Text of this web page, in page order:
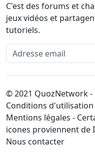
C'est des forums et
jeux vidéos et
tutoriels.
Adresse email
© 2021 QuozNetwork -
Conditions d'utilisation
Mentions légales -
icones proviennent de
Nous contacter